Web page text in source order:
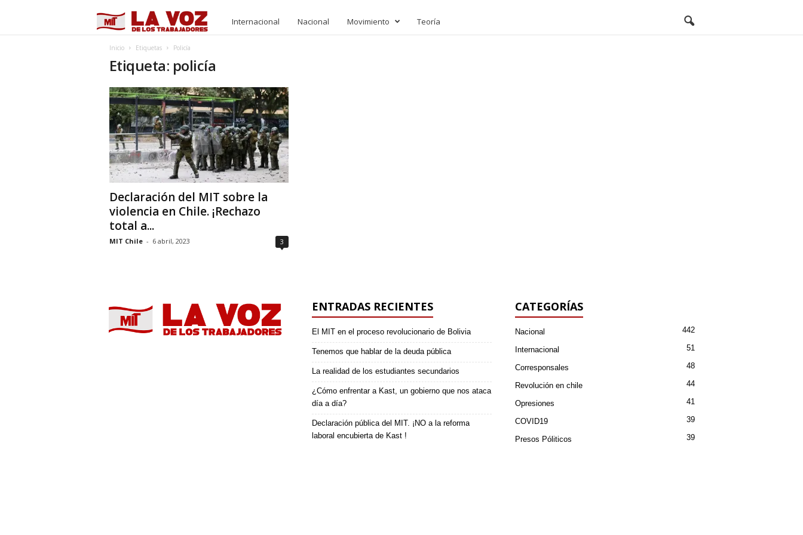
Internacional Nacional Movimiento Teoría
Inicio Etiquetas Policía
Etiqueta: policía
Declaración del MIT sobre la
violencia en Chile. ¡Rechazo
total a...
MIT Chile - 6 abril, 2023 3
ENTRADAS RECIENTES
El MIT en el proceso revolucionario de Bolivia
Tenemos que hablar de la deuda pública
La realidad de los estudiantes secundarios
¿Cómo enfrentar a Kast, un gobierno que nos ataca
día a día?
Declaración pública del MIT. ¡NO a la reforma
laboral encubierta de Kast !
CATEGORÍAS
Nacional 442
Internacional 51
Corresponsales 48
Revolución en chile 44
Opresiones 41
COVID19 39
Presos Póliticos 39